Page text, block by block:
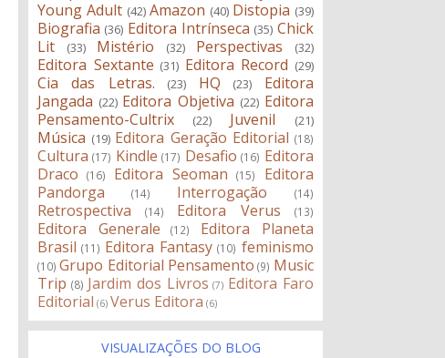
Young Adult (42) Amazon (40) Distopia (39)
Biografia (36) Editora Intrínseca (35) Chick
Lit
(33) Mistério (32) Perspectivas (32)
Editora Sextante (31) Editora Record (29)
Cia das Letras. (23) HQ (23)
Editora
Jangada (22) Editora Objetiva (22) Editora
Pensamento-Cultrix
(22) Juvenil (21)
Música (19) Editora Geração Editorial (18)
Cultura (17) Kindle (17) Desafio (16) Editora
Draco
(16) Editora Seoman (15)
Editora
Pandorga
(14) Interrogação (14)
Retrospectiva (14) Editora Verus (13)
Editora Generale (12)
Editora Planeta
Brasil (11) Editora Fantasy (10) feminismo
(10) Grupo Editorial Pensamento (9) Music
Trip (8) Jardim dos Livros (7) Editora Faro
Editorial (6) Verus Editora (6)
VISUALIZAÇÕES DO BLOG